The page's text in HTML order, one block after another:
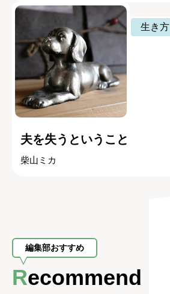
生き方
夫を失うということ
柴山ミカ
編集部おすすめ
Recommend